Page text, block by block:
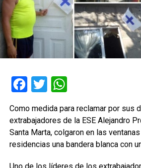
Facebook
TwitterWhatsApp
Como medida para reclamar por sus
extrabajadores de la ESE Alejandro
Santa Marta, colgaron en las
residencias una bandera blanca con